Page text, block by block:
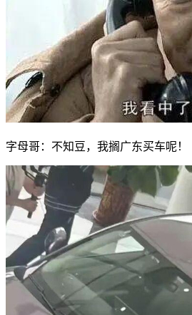
字母哥：不知豆，我搁广东买车呢！